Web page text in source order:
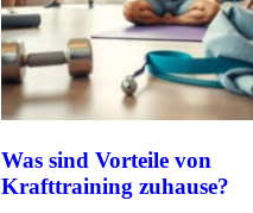
Was sind Vorteile von
Krafttraining zuhause?